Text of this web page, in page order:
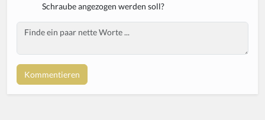
Schraube angezogen werden soll?
Body